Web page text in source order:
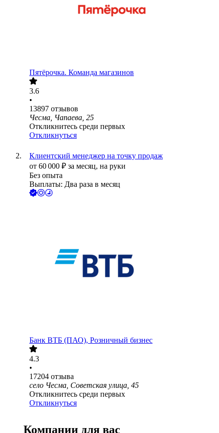
Пятёрочка. Команда магазинов
3.6
•
13897 отзывов
Чесма, Чапаева, 25
Откликнитесь среди первых
Откликнуться
Клиентский менеджер на точку продаж
от 60 000 ₽ за месяц, на руки
Без опыта
Выплаты: Два раза в месяц
Банк ВТБ (ПАО), Розничный бизнес
4.3
•
17204 отзыва
село Чесма, Советская улица, 45
Откликнитесь среди первых
Откликнуться
Компании для вас